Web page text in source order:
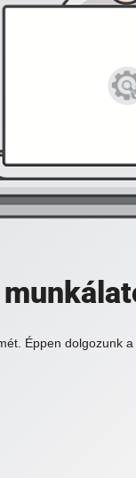
Éppen dolgozunk